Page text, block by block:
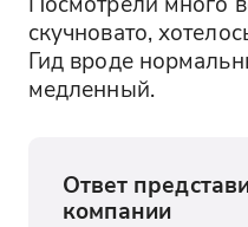
скучновато,
Гид вроде
медленный.
Ответ
компании